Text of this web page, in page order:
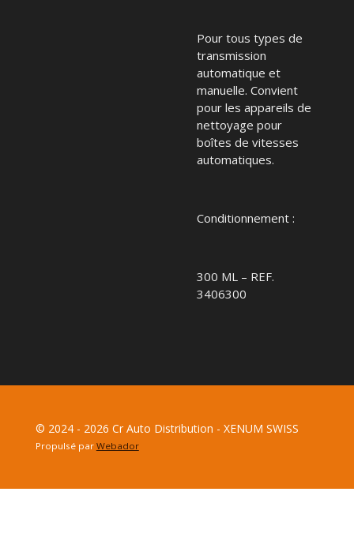
Pour tous types de
transmission
automatique et
manuelle. Convient
pour les appareils de
nettoyage pour
boîtes de vitesses
automatiques.
Conditionnement :
300 ML – REF.
3406300
© 2024 - 2026 Cr Auto Distribution - XENUM SWISS
Propulsé par Webador